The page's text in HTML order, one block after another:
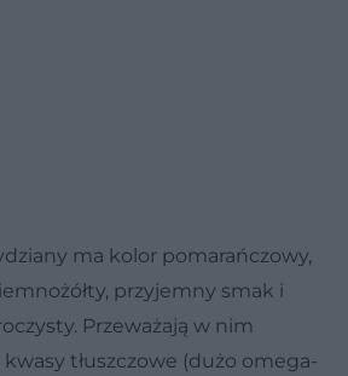
ma kolor pomarańczowy,
przyjemny smak i
Przeważają w nim
tłuszczowe (dużo omega-